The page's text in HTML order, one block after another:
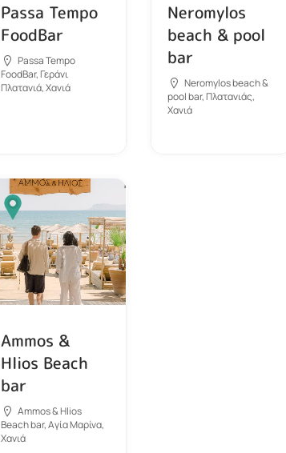
Passa Tempo
FoodBar
Passa Tempo
FoodBar, Γεράνι
Πλατανιά, Χανιά
Neromylos
beach & pool
bar
Neromylos beach &
pool bar, Πλατανιάς,
Χανιά
Ammos &
Hlios Beach
bar
Ammos & Hlios
Beach bar, Αγία Μαρίνα,
Χανιά